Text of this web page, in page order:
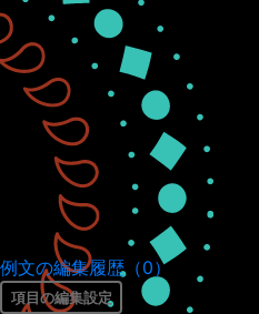
例文の編集履歴（0）
項目の編集設定